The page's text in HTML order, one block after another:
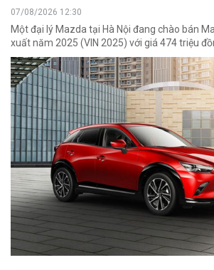
07/08/2026 12:30
Một đại lý Mazda tại Hà Nội đang chào bán
xuất năm 2025 (VIN 2025) với giá 474 triệu